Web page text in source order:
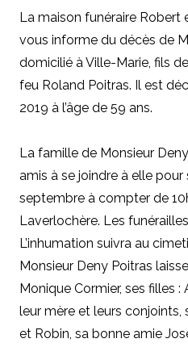
La maison funéraire Robert
vous informe du décès de
domicilié à Ville-Marie, fils
feu Roland Poitras. Il est
2019 à l’âge de 59 ans.
La famille de Monsieur
amis à se joindre à elle pour
septembre à compter de
Laverlochère. Les
L’inhumation suivra au
Monsieur Deny Poitras
Monique Cormier, ses filles
leur mère et leurs
et Robin, sa bonne amie